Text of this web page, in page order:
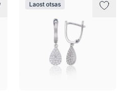
Laost otsas